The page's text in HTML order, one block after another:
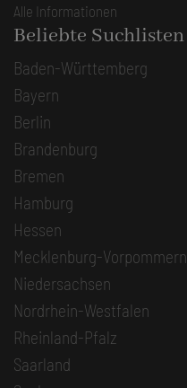
Alle Informationen
Beliebte Suchlisten
Baden-Württemberg
Bayern
Berlin
Brandenburg
Bremen
Hamburg
Hessen
Mecklenburg-Vorpommern
Niedersachsen
Nordrhein-Westfalen
Rheinland-Pfalz
Saarland